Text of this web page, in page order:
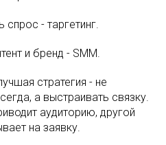
- таргетинг.
и бренд - SMM.
стратегия - не
а выстраивать связку.
аудиторию, другой
на заявку.